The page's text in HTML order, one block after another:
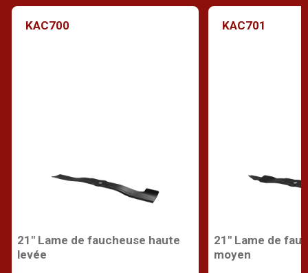
KAC700
21" Lame de faucheuse haute
levée
KAC701
21" Lame de
moyen